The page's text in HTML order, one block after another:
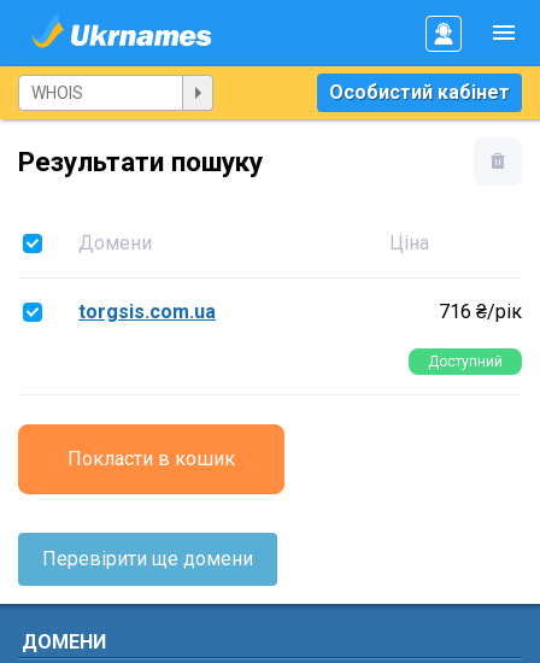
Особистий кабінет
Результати пошуку
Домени Ціна
torgsis.com.ua 716 ₴/рік
Доступний
Покласти в кошик
Перевірити ще домени
ДОМЕНИ